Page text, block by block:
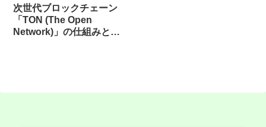
次世代ブロックチェーン
「TON (The Open
Network)」の仕組みと開